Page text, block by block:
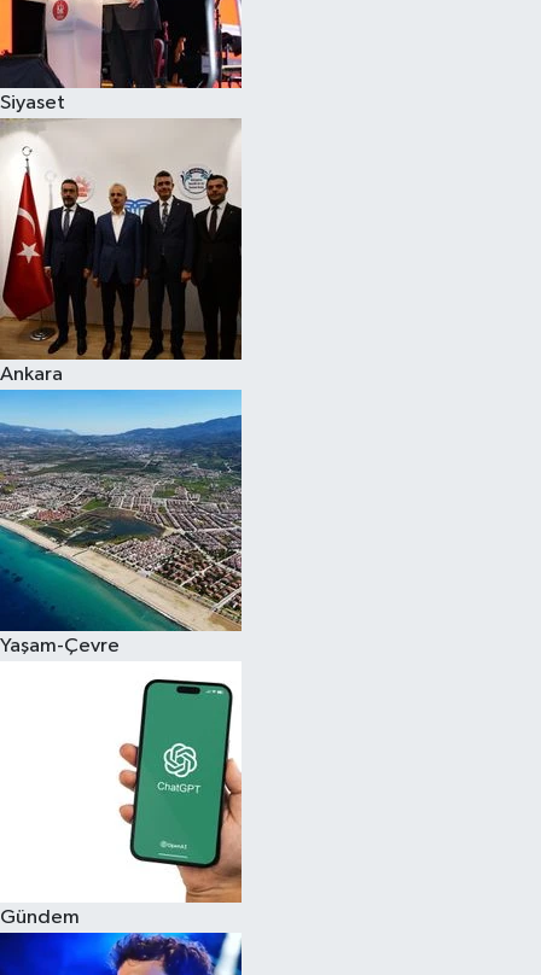
Siyaset
Ankara
Yaşam-Çevre
Gündem
Spor
Eğitim
Hava Durumu
Kadın
Kim kimdir?
Kültür Sanat
Sağlık
Siyaset
Teknoloji
Televizyon
Yaşam-Çevre